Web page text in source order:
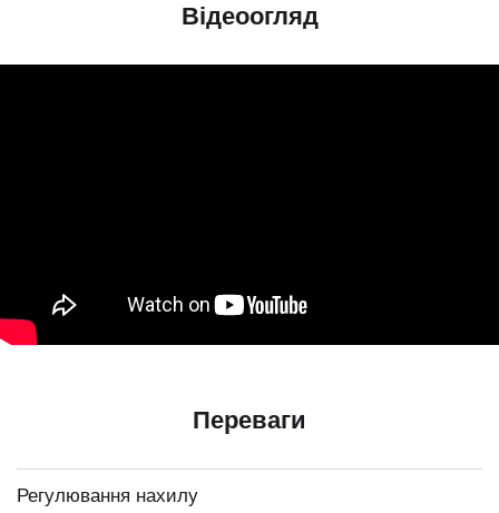
Відеоогляд
Переваги
Регулювання нахилу